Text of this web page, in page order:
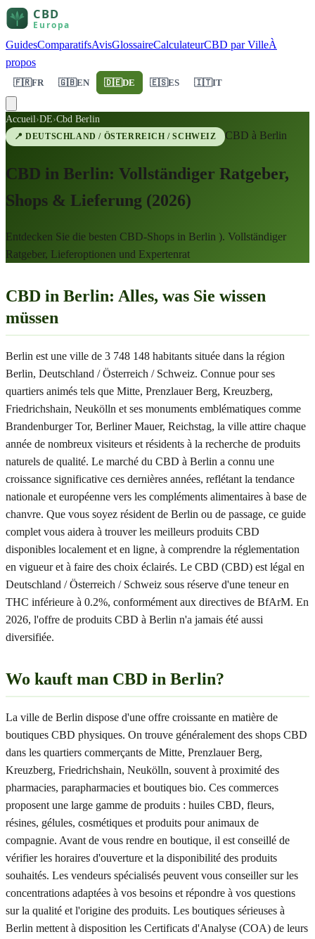
GuidesComparatifsAvisGlossaireCalculateurCBD par VilleÀ
propos
🇫🇷FR 🇬🇧EN 🇩🇪DE 🇪🇸ES 🇮🇹IT
Accueil›DE›Cbd Berlin
📍DEUTSCHLAND / ÖSTERREICH / SCHWEIZ CBD à Berlin
CBD in Berlin: Vollständiger Ratgeber,
Shops & Lieferung (2026)
Entdecken Sie die besten CBD-Shops in Berlin ). Vollständiger
Ratgeber, Lieferoptionen und Expertenrat
CBD in Berlin: Alles, was Sie wissen
müssen
Berlin est une ville de 3 748 148 habitants située dans la région
Berlin, Deutschland / Österreich / Schweiz. Connue pour ses
quartiers animés tels que Mitte, Prenzlauer Berg, Kreuzberg,
Friedrichshain, Neukölln et ses monuments emblématiques comme
Brandenburger Tor, Berliner Mauer, Reichstag, la ville attire chaque
année de nombreux visiteurs et résidents à la recherche de produits
naturels de qualité. Le marché du CBD à Berlin a connu une
croissance significative ces dernières années, reflétant la tendance
nationale et européenne vers les compléments alimentaires à base de
chanvre. Que vous soyez résident de Berlin ou de passage, ce guide
complet vous aidera à trouver les meilleurs produits CBD
disponibles localement et en ligne, à comprendre la réglementation
en vigueur et à faire des choix éclairés. Le CBD (CBD) est légal en
Deutschland / Österreich / Schweiz sous réserve d'une teneur en
THC inférieure à 0.2%, conformément aux directives de BfArM. En
2026, l'offre de produits CBD à Berlin n'a jamais été aussi
diversifiée.
Wo kauft man CBD in Berlin?
La ville de Berlin dispose d'une offre croissante en matière de
boutiques CBD physiques. On trouve généralement des shops CBD
dans les quartiers commerçants de Mitte, Prenzlauer Berg,
Kreuzberg, Friedrichshain, Neukölln, souvent à proximité des
pharmacies, parapharmacies et boutiques bio. Ces commerces
proposent une large gamme de produits : huiles CBD, fleurs,
résines, gélules, cosmétiques et produits pour animaux de
compagnie. Avant de vous rendre en boutique, il est conseillé de
vérifier les horaires d'ouverture et la disponibilité des produits
souhaités. Les vendeurs spécialisés peuvent vous conseiller sur les
concentrations adaptées à vos besoins et répondre à vos questions
sur la qualité et l'origine des produits. Les boutiques sérieuses à
Berlin mettent à disposition les Certificats d'Analyse (COA) de leurs